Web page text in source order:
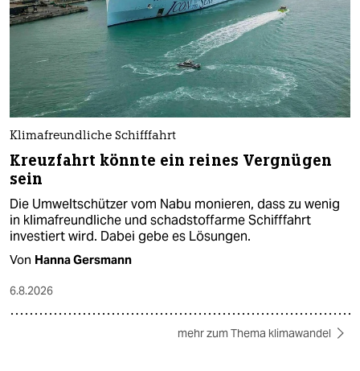
Klimafreundliche Schifffahrt
Kreuzfahrt könnte ein reines Vergnügen
sein
Die Umweltschützer vom Nabu monieren, dass zu wenig
in klimafreundliche und schadstoffarme Schifffahrt
investiert wird. Dabei gebe es Lösungen.
Von Hanna Gersmann
6.8.2026
mehr zum Thema klimawandel